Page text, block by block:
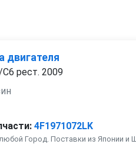
двигателя
рест. 2009
4F1971072LK
Город. Поставки из Японии и